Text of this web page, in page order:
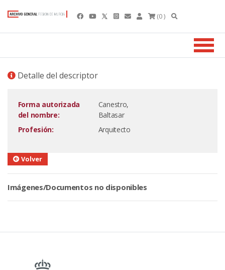
(0 )
Detalle del descriptor
Forma autorizada
del nombre:
Canestro,
Baltasar
Profesión:
Arquitecto
Volver
Imágenes/Documentos no disponibles